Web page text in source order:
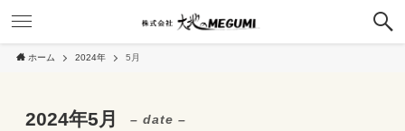
ホーム 2024年 5月
2024年5月 – date –